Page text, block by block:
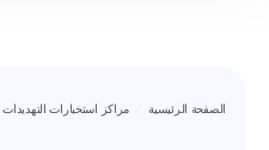
الصفحة الرئيسية مراكز استخبارات التهديدات